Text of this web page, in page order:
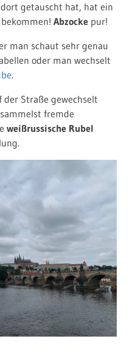
getauscht hat, hat ein
Abzocke pur!
man schaut sehr genau
oder man wechselt
.
der Straße gewechselt
fremde
weißrussische Rubel